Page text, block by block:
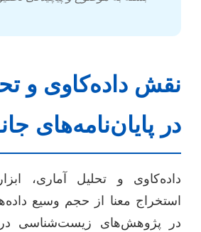
نقش داده‌کاوی و
در پایان‌نامه‌های
داده‌کاوی و تحلیل آماری،
استخراج معنا از حجم وسیع
در پژوهش‌های زیست‌شناسی